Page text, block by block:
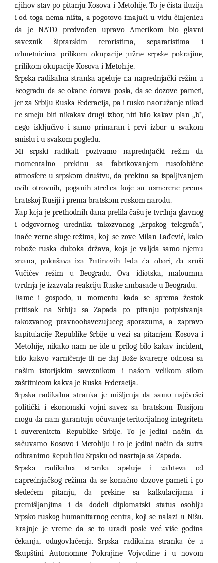
njihov stav po pitanju Kosova i Metohije. To je čista iluzija
i od toga nema ništa, a pogotovo imajući u vidu činjenicu
da je NATO predvođen upravo Amerikom bio glavni
saveznik šiptarskim teroristima, separatistima i
odmetnicima prilikom okupacije južne srpske pokrajine,
prilikom okupacije Kosova i Metohije.
Srpska radikalna stranka apeluje na naprednjački režim u
Beogradu da se okane ćorava posla, da se dozove pameti,
jer za Srbiju Ruska Federacija, pa i rusko naoružanje nikad
ne smeju biti nikakav drugi izbor, niti bilo kakav plan „b”,
nego isključivo i samo primaran i prvi izbor u svakom
smislu i u svakom pogledu.
Mi srpski radikali pozivamo naprednjački režim da
momentalno prekinu sa fabrikovanjem rusofobične
atmosfere u srpskom društvu, da prekinu sa ispaljivanjem
ovih otrovnih, poganih strelica koje su usmerene prema
bratskoj Rusiji i prema bratskom ruskom narodu.
Kap koja je prethodnih dana prelila čašu je tvrdnja glavnog
i odgovornog urednika takozvanog „Srpskog telegrafa”,
inače verne sluge režima, koji se zove Milan Lađević, kako
tobože ruska duboka država, koja je valjda samo njemu
znana, pokušava iza Putinovih leđa da obori, da sruši
Vučićev režim u Beogradu. Ova idiotska, maloumna
tvrdnja je izazvala reakciju Ruske ambasade u Beogradu.
Dame i gospodo, u momentu kada se sprema žestok
pritisak na Srbiju sa Zapada po pitanju potpisivanja
takozvanog pravnoobavezujućeg sporazuma, a zapravo
kapitulacije Republike Srbije u vezi sa pitanjem Kosova i
Metohije, nikako nam ne ide u prilog bilo kakav incident,
bilo kakvo varničenje ili ne daj Bože kvarenje odnosa sa
našim istorijskim saveznikom i našom velikom silom
zaštitnicom kakva je Ruska Federacija.
Srpska radikalna stranka je mišljenja da samo najčvršći
politički i ekonomski vojni savez sa bratskom Rusijom
mogu da nam garantuju očuvanje teritorijalnog integriteta
i suvereniteta Republike Srbije. To je jedini način da
sačuvamo Kosovo i Metohiju i to je jedini način da sutra
odbranimo Republiku Srpsku od nasrtaja sa Zapada.
Srpska radikalna stranka apeluje i zahteva od
naprednjačkog režima da se konačno dozove pameti i po
sledećem pitanju, da prekine sa kalkulacijama i
premišljanjima i da dodeli diplomatski status osoblju
Srpsko-ruskog humanitarnog centra, koji se nalazi u Nišu.
Krajnje je vreme da se to uradi posle već više godina
čekanja, odugovlačenja. Srpska radikalna stranka će u
Skupštini Autonomne Pokrajine Vojvodine i u novom